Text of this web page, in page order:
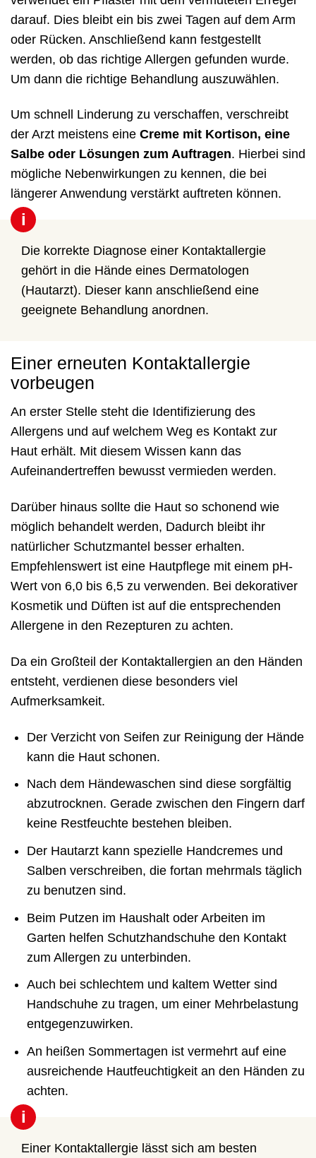
darauf. Dies bleibt ein bis zwei Tagen auf dem Arm
oder Rücken. Anschließend kann festgestellt
werden, ob das richtige Allergen gefunden wurde.
Um dann die richtige Behandlung auszuwählen.
Um schnell Linderung zu verschaffen, verschreibt
der Arzt meistens eine Creme mit Kortison, eine
Salbe oder Lösungen zum Auftragen. Hierbei sind
mögliche Nebenwirkungen zu kennen, die bei
längerer Anwendung verstärkt auftreten können.
i
Die korrekte Diagnose einer Kontaktallergie
gehört in die Hände eines Dermatologen
(Hautarzt). Dieser kann anschließend eine
geeignete Behandlung anordnen.
Einer erneuten Kontaktallergie
vorbeugen
An erster Stelle steht die Identifizierung des
Allergens und auf welchem Weg es Kontakt zur
Haut erhält. Mit diesem Wissen kann das
Aufeinandertreffen bewusst vermieden werden.
Darüber hinaus sollte die Haut so schonend wie
möglich behandelt werden, Dadurch bleibt ihr
natürlicher Schutzmantel besser erhalten.
Empfehlenswert ist eine Hautpflege mit einem pH-
Wert von 6,0 bis 6,5 zu verwenden. Bei dekorativer
Kosmetik und Düften ist auf die entsprechenden
Allergene in den Rezepturen zu achten.
Da ein Großteil der Kontaktallergien an den Händen
entsteht, verdienen diese besonders viel
Aufmerksamkeit.
Der Verzicht von Seifen zur Reinigung der Hände
kann die Haut schonen.
Nach dem Händewaschen sind diese sorgfältig
abzutrocknen. Gerade zwischen den Fingern darf
keine Restfeuchte bestehen bleiben.
Der Hautarzt kann spezielle Handcremes und
Salben verschreiben, die fortan mehrmals täglich
zu benutzen sind.
Beim Putzen im Haushalt oder Arbeiten im
Garten helfen Schutzhandschuhe den Kontakt
zum Allergen zu unterbinden.
Auch bei schlechtem und kaltem Wetter sind
Handschuhe zu tragen, um einer Mehrbelastung
entgegenzuwirken.
An heißen Sommertagen ist vermehrt auf eine
ausreichende Hautfeuchtigkeit an den Händen zu
achten.
i
Einer Kontaktallergie lässt sich am besten